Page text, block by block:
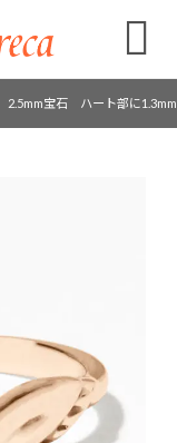

宝石 ハート部に